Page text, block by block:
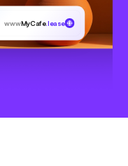
wwwMyCafe.lease